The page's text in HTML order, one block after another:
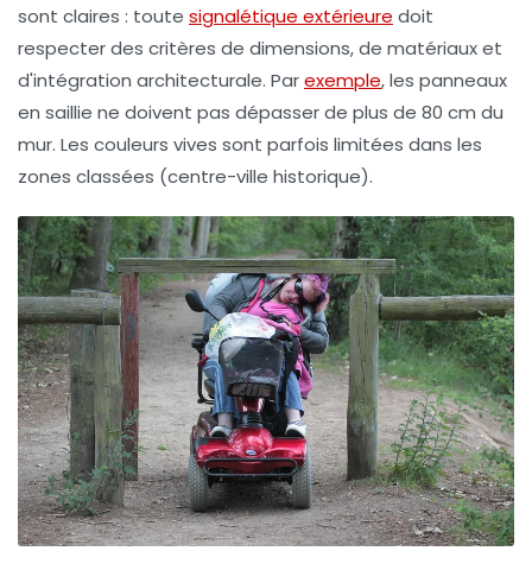
sont claires : toute signalétique extérieure doit
respecter des critères de dimensions, de matériaux et
d'intégration architecturale. Parexemple, les panneaux
en saillie ne doivent pas dépasser de plus de 80 cm du
mur. Les couleurs vives sont parfois limitées dans les
zones classées (centre-ville historique).